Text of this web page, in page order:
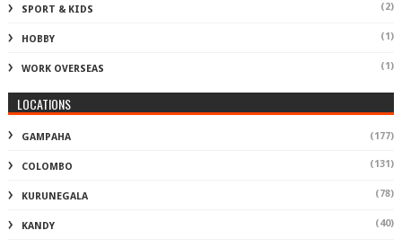
SPORT & KIDS (2)
HOBBY (1)
WORK OVERSEAS (1)
LOCATIONS
GAMPAHA (177)
COLOMBO (131)
KURUNEGALA (78)
KANDY (40)